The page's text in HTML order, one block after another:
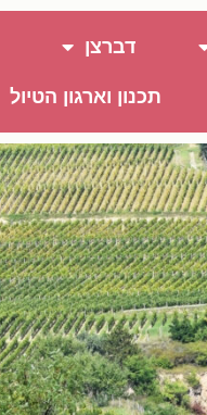
דברצן
תכנון וארגון הטיול